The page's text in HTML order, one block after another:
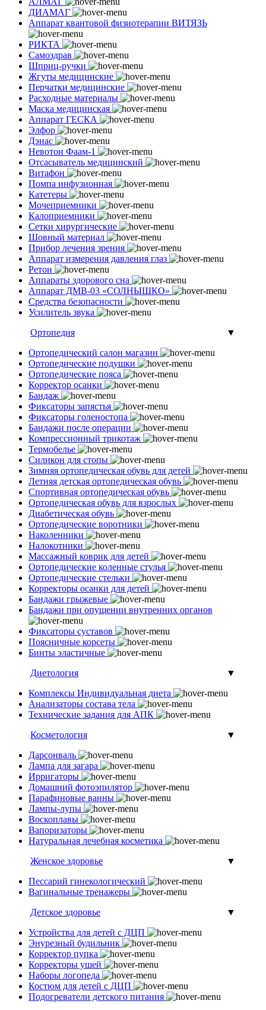
ДИАМАГ
Аппарат квантовой физиотерапии ВИТЯЗЬ
РИКТА
Самоздрав
Шприц-ручки
Жгуты медицинские
Перчатки медицинские
Расходные материалы
Маска медицинская
Аппарат ГЕСКА
Элфор
Дэнас
Невотон Фаам-1
Отсасыватель медицинский
Витафон
Помпа инфузионная
Катетеры
Мочеприемники
Калоприемники
Сетки хирургические
Шовный материал
Прибор лечения зрения
Аппарат измерения давления глаз
Ретон
Аппараты здорового сна
Аппарат ДМВ-03 «СОЛНЫШКО»
Средства безопасности
Усилитель звука
Ортопедия
▼
Ортопедический салон магазин
Ортопедические подушки
Ортопедические пояса
Корректор осанки
Бандаж
Фиксаторы запястья
Фиксаторы голеностопа
Бандажи после операции
Компрессионный трикотаж
Термобелье
Силикон для стопы
Зимняя ортопедическая обувь для детей
Летняя детская ортопедическая обувь
Спортивная ортопедическая обувь
Ортопедическая обувь для взрослых
Диабетическая обувь
Ортопедические воротники
Наколенники
Налокотники
Массажный коврик для детей
Ортопедические коленные стулья
Ортопедические стельки
Корректоры осанки для детей
Бандажи грыжевые
Бандажи при опущении внутренних органов
Фиксаторы суставов
Поясничные корсеты
Бинты эластичные
Диетология
▼
Комплексы Индивидуальная диета
Анализаторы состава тела
Технические задания для АПК
Косметология
▼
Дарсонваль
Лампа для загара
Ирригаторы
Домашний фотоэпилятор
Парафиновые ванны
Лампы-лупы
Воскоплавы
Вапоризаторы
Натуральная лечебная косметика
Женское здоровье
▼
Пессарий гинекологический
Вагинальные тренажеры
Детское здоровье
▼
Устройства для детей с ДЦП
Энурезный будильник
Корректор пупка
Корректоры ушей
Наборы логопеда
Костюм для детей с ДЦП
Подогреватели детского питания